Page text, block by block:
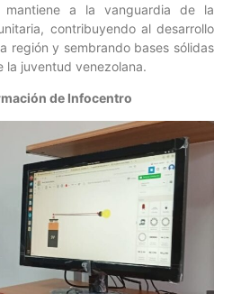
a la vanguardia de la
contribuyendo al desarrollo
región y sembrando bases sólidas
la juventud venezolana.
de Infocentro